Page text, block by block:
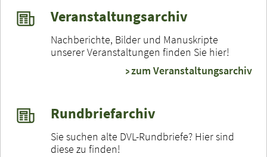
Veranstaltungsarchiv
Nachberichte, Bilder und Manuskripte
unserer Veranstaltungen finden Sie hier!
zum Veranstaltungsarchiv
Rundbriefarchiv
Sie suchen alte DVL-Rundbriefe? Hier sind
diese zu finden!